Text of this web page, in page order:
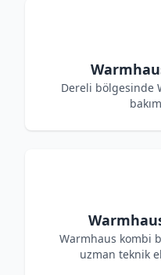
Dereli bölgesinde
Warmhaus kombi
uzman teknik